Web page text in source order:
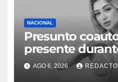
NACIONAL
Presunto
presente
Valeria
AGO 6, 2026